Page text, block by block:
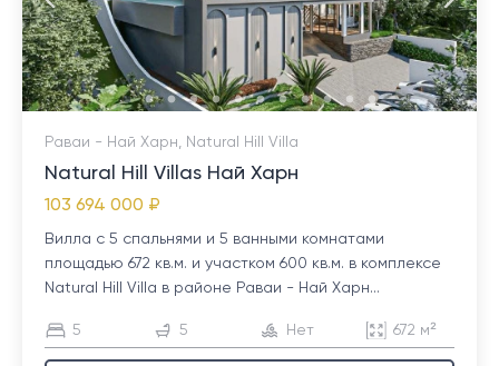
Раваи - Най Харн, Natural Hill Villa
Natural Hill Villas Най Харн
103 694 000 ₽
Вилла с 5 спальнями и 5 ванными комнатами
площадью 672 кв.м. и участком 600 кв.м. в комплексе
Natural Hill Villa в районе Раваи - Най Харн...
5 5 Нет 672 м²